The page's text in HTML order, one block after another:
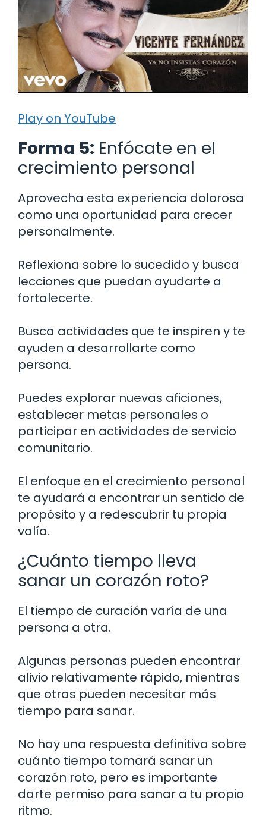
Play on YouTube
Forma 5: Enfócate en el
crecimiento personal
Aprovecha esta experiencia dolorosa
como una oportunidad para crecer
personalmente.
Reflexiona sobre lo sucedido y busca
lecciones que puedan ayudarte a
fortalecerte.
Busca actividades que te inspiren y te
ayuden a desarrollarte como
persona.
Puedes explorar nuevas aficiones,
establecer metas personales o
participar en actividades de servicio
comunitario.
El enfoque en el crecimiento personal
te ayudará a encontrar un sentido de
propósito y a redescubrir tu propia
valía.
¿Cuánto tiempo lleva
sanar un corazón roto?
El tiempo de curación varía de una
persona a otra.
Algunas personas pueden encontrar
alivio relativamente rápido, mientras
que otras pueden necesitar más
tiempo para sanar.
No hay una respuesta definitiva sobre
cuánto tiempo tomará sanar un
corazón roto, pero es importante
darte permiso para sanar a tu propio
ritmo.